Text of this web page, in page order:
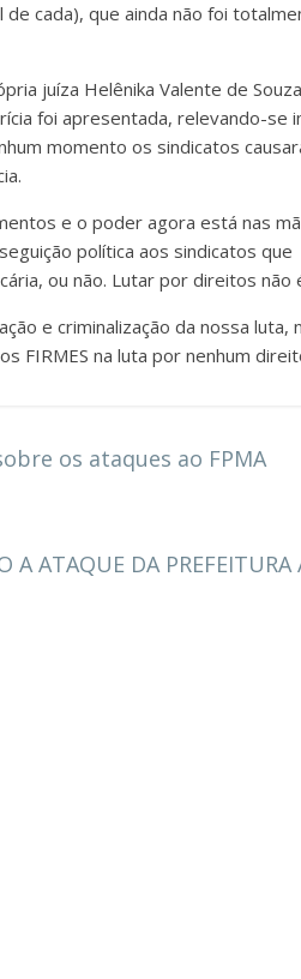
de cada), que ainda não foi
juíza Helênika Valente de
foi apresentada, relevando-se
momento os sindicatos
e o poder agora está nas
política aos sindicatos que
, ou não. Lutar por direitos não
e criminalização da nossa luta,
FIRMES na luta por nenhum
os ataques ao FPMA
A ATAQUE DA